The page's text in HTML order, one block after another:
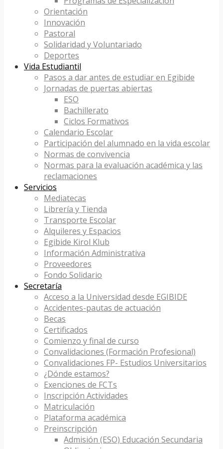
Orientación
Innovación
Pastoral
Solidaridad y Voluntariado
Deportes
Vida Estudiantil
Pasos a dar antes de estudiar en Egibide
Jornadas de puertas abiertas
ESO
Bachillerato
Ciclos Formativos
Calendario Escolar
Participación del alumnado en la vida escolar
Normas de convivencia
Normas para la evaluación académica y las
reclamaciones
Servicios
Mediatecas
Librería y Tienda
Transporte Escolar
Alquileres y Espacios
Egibide Kirol Klub
Información Administrativa
Proveedores
Fondo Solidario
Secretaría
Acceso a la Universidad desde EGIBIDE
Accidentes-pautas de actuación
Becas
Certificados
Comienzo y final de curso
Convalidaciones (Formación Profesional)
Convalidaciones FP- Estudios Universitarios
¿Dónde estamos?
Exenciones de FCTs
Inscripción Actividades
Matriculación
Plataforma académica
Preinscripción
Admisión (ESO) Educación Secundaria